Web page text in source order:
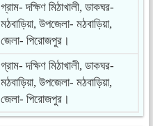
গ্রাম- দক্ষিণ মিঠাখালী, ডাকঘর-
মঠবাড়িয়া, উপজেলা- মঠবাড়িয়া,
জেলা- পিরোজপুর।
গ্রাম- দক্ষিণ মিঠাখালী, ডাকঘর-
মঠবাড়িয়া, উপজেলা- মঠবাড়িয়া,
জেলা- পিরোজপুর।